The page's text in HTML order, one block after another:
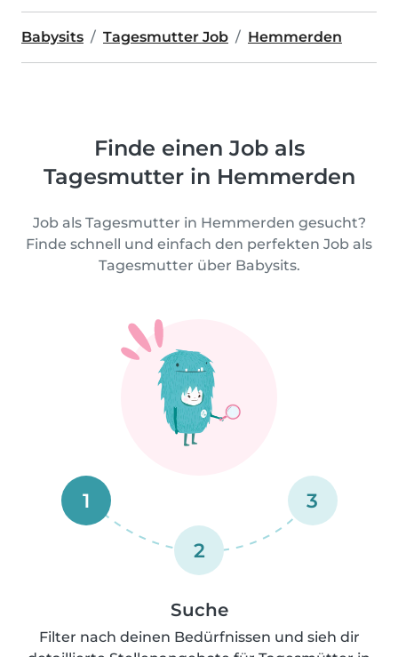
Babysits Tagesmutter Job Hemmerden
Finde einen Job als
Tagesmutter in Hemmerden
Job als Tagesmutter in Hemmerden gesucht?
Finde schnell und einfach den perfekten Job als
Tagesmutter über Babysits.
1
2
3
Suche
Filter nach deinen Bedürfnissen und sieh dir